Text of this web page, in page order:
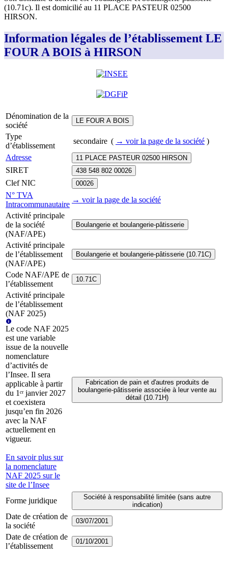
(10.71c). Il est domicilié au 11 PLACE PASTEUR 02500
HIRSON.
Information légales de l’établissement LE
FOUR A BOIS à HIRSON
Dénomination de la
société
LE FOUR A BOIS
Type
d’établissement
secondaire ( → voir la page de la société )
Adresse
11 PLACE PASTEUR 02500 HIRSON
SIRET 438 548 802 00026
Clef NIC 00026
N° TVA
Intracommunautaire
→ voir la page de la société
Activité principale
de la société
(NAF/APE)
Boulangerie et boulangerie-pâtisserie
Activité principale
de l’établissement
(NAF/APE)
Boulangerie et boulangerie-pâtisserie (10.71C)
Code NAF/APE de
l’établissement
10.71C
Activité principale
de l’établissement
(NAF 2025)
Le code NAF 2025
est une variable
issue de la nouvelle
nomenclature
d’activités de
l’Insee. Il sera
applicable à partir
du 1ᵉʳ janvier 2027
et coexistera
jusqu’en fin 2026
avec la NAF
actuellement en
vigueur.
En savoir plus sur
la nomenclature
NAF 2025 sur le
site de l’Insee
Fabrication de pain et d'autres produits de
boulangerie-pâtisserie associée à leur vente au
détail (10.71H)
Forme juridique
Société à responsabilité limitée (sans autre
indication)
Date de création de
la société
03/07/2001
Date de création de
l’établissement
01/10/2001